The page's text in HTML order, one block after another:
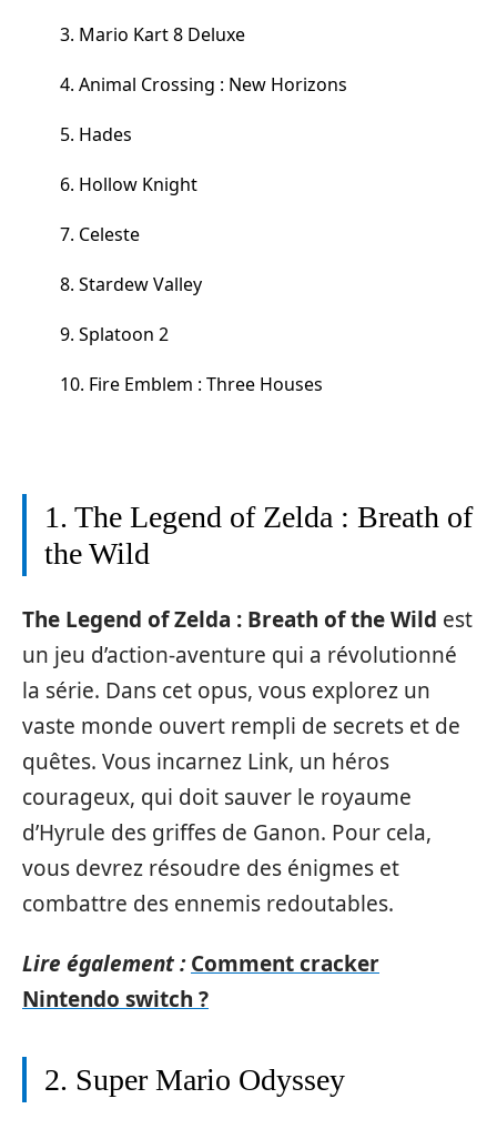
3. Mario Kart 8 Deluxe
4. Animal Crossing : New Horizons
5. Hades
6. Hollow Knight
7. Celeste
8. Stardew Valley
9. Splatoon 2
10. Fire Emblem : Three Houses
1. The Legend of Zelda : Breath of
the Wild
The Legend of Zelda : Breath of the Wild est
un jeu d’action-aventure qui a révolutionné
la série. Dans cet opus, vous explorez un
vaste monde ouvert rempli de secrets et de
quêtes. Vous incarnez Link, un héros
courageux, qui doit sauver le royaume
d’Hyrule des griffes de Ganon. Pour cela,
vous devrez résoudre des énigmes et
combattre des ennemis redoutables.
Lire également : Comment cracker
Nintendo switch ?
2. Super Mario Odyssey